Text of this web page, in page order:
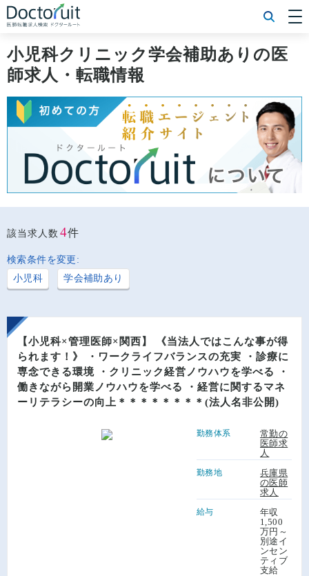
[常勤] 科目から探す
[常勤] 特徴から探す
[非常勤] エリアから探す
[非常勤] 科目から探す
Doctoruit医師転職特集
Doctoruitについて
運営者情報
プライバシーポリシー
小児科クリニック学会補助ありの医
師求人・転職情報
該当求人数 4件
検索条件を変更:
小児科
学会補助あり
【小児科×管理医師×関西】 《当法人ではこんな事が得
られます！》 ・ワークライフバランスの充実 ・診療に
専念できる環境 ・クリニック経営ノウハウを学べる ・
働きながら開業ノウハウを学べる ・経営に関するマネ
ーリテラシーの向上＊＊＊＊＊＊＊＊(法人名非公開)
勤務体系
常勤の
医師求
人
勤務地
兵庫県
の医師
求人
給与
年収
1,500
万円～
別途イ
ンセン
ティブ
支給